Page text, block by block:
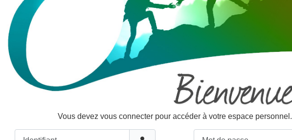
Vous devez vous connecter pour accéder à votre espace personnel.